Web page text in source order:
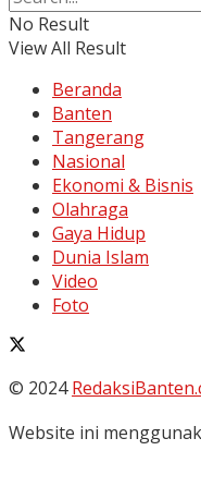
No Result
View All Result
Beranda
Banten
Tangerang
Nasional
Ekonomi & Bisnis
Olahraga
Gaya Hidup
Dunia Islam
Video
Foto
© 2024
Website ini